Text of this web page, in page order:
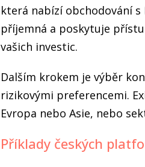
která nabízí obchodování
příjemná a poskytuje
vašich investic.
Dalším krokem je výběr
rizikovými preferencemi.
Evropa nebo Asie, nebo
Příklady českých